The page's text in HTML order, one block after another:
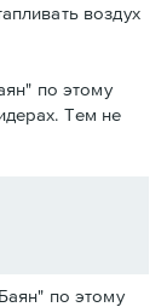
воздух
по этому
Тем не
по этому